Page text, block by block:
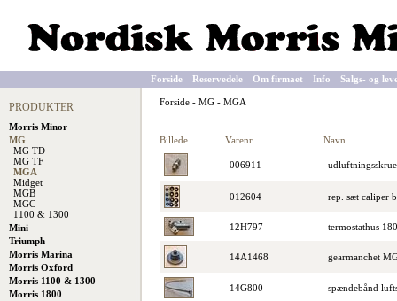
Forside Reservedele Om firmaet Info Salgs- og
PRODUKTER
Morris Minor
MG
MG TD
MG TF
MGA
Midget
MGB
MGC
1100 & 1300
Mini
Triumph
Morris Marina
Morris Oxford
Morris 1100 & 1300
Morris 1800
Forside - MG - MGA
Billede Varenr. Navn
006911
012604 rep. sæt caliper
12H797 termostathus
14A1468 gearmanchet
14G800 spændebånd